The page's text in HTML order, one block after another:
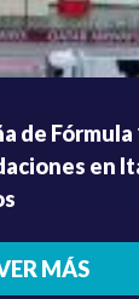
de Fórmula
en
MÁS